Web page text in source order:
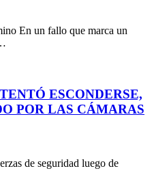
En un fallo que marca un
ESCONDERSE,
POR LAS CÁMARAS
de seguridad luego de